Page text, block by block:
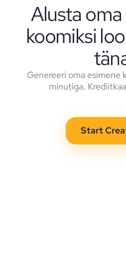
Alusta
koomiksi
Genereeri oma esimene
minutiga.
Start